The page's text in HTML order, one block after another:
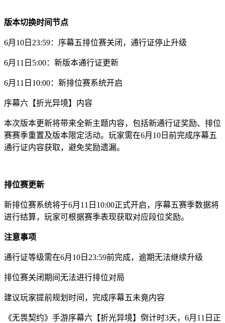
版本切换时间节点
6月10日23:59：序幕五排位赛关闭，通行证停止升级
6月11日5:00：新版本通行证更新
6月11日10:00：新排位赛系统开启
序幕六【折光异境】内容
本次版本更新将带来全新主题内容，包括新通行证奖励、排位
赛赛季重置及版本限定活动。玩家需在6月10日前完成序幕五
通行证内容获取，避免奖励遗漏。
排位赛更新
新排位赛系统将于6月11日10:00正式开启，序幕五赛季数据将
进行结算，玩家可根据赛季表现获取对应段位奖励。
注意事项
通行证等级需在6月10日23:59前完成，逾期无法继续升级
排位赛关闭期间无法进行排位对局
建议玩家提前规划时间，完成序幕五未竟内容
《无畏契约》手游序幕六【折光异境】倒计时3天，6月11日正